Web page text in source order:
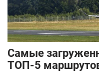
Самые
ТОП-5